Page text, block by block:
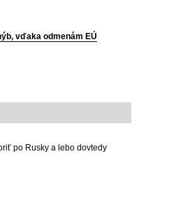
vďaka odmenám EÚ
po Rusky a lebo dovtedy